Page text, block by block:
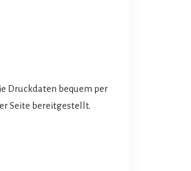
Druckdaten bequem per
Seite bereitgestellt.